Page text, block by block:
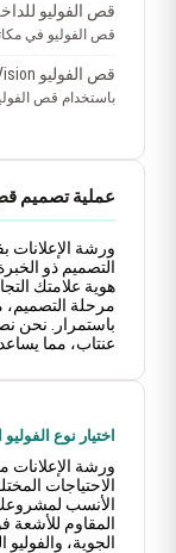
قص الفوليو
قص الفوليو في
قص الفوليو One Way Vision:
باستخدام قص
عملية تصميم
ورشة الإعلانات
التصميم ذو
هوية علامتك
مرحلة
باستمرار. نحن
عنتاب، مما
اختيار نوع
ورشة الإعلانات
الاحتياجات
الأنسب لمشروعك
المقاوم للأشعة
الجوية، والفوليو